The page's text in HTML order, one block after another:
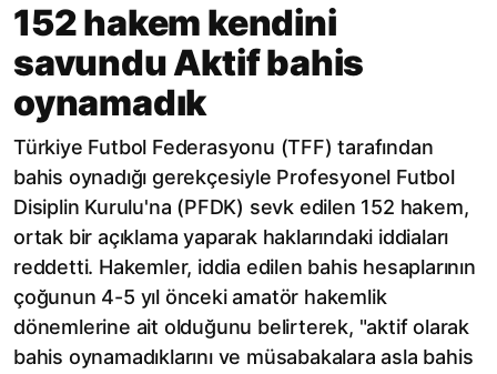
152 hakem kendini
savundu Aktif bahis
oynamadık
Türkiye Futbol Federasyonu (TFF) tarafından
bahis oynadığı gerekçesiyle Profesyonel Futbol
Disiplin Kurulu'na (PFDK) sevk edilen 152 hakem,
ortak bir açıklama yaparak haklarındaki iddiaları
reddetti. Hakemler, iddia edilen bahis hesaplarının
çoğunun 4-5 yıl önceki amatör hakemlik
dönemlerine ait olduğunu belirterek, "aktif olarak
bahis oynamadıklarını ve müsabakalara asla bahis